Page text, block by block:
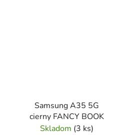
Samsung A35 5G
cierny FANCY BOOK
Skladom (3 ks)